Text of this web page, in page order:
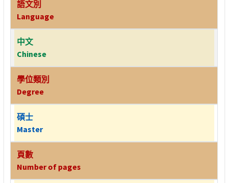
語文別
Language
中文
Chinese
學位類別
Degree
碩士
Master
頁數
Number of pages